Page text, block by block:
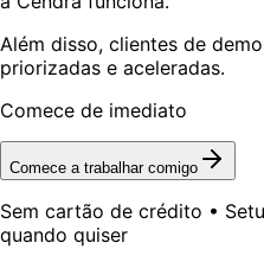
Além disso, clientes de
priorizadas e aceleradas.
Comece de imediato
Comece a trabalhar comigo
Sem cartão de crédito •
quando quiser